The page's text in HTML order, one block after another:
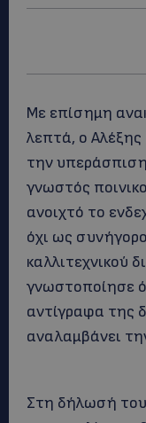
Με επίσημη
λεπτά, ο
την
γνωστός
ανοιχτό το
όχι ως
καλλιτεχνικού
γνωστοποίησε
αντίγραφα της
αναλαμβάνει
Στη δήλωσή του